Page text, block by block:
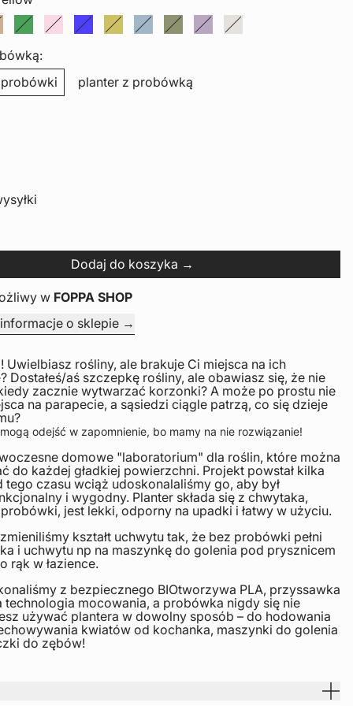
butter
just greencandy pink
ink bluesarepska yellow
stormy blue
moss green
dustier lilac
off-white
planter z probówką
Dodaj do koszyka
w FOPPA SHOP
o sklepie
Uwielbiasz rośliny, ale brakuje Ci miejsca na ich
Dostałeś/aś szczepkę rośliny, ale obawiasz się, że nie
zacznie wytwarzać korzonki? A może po prostu nie
na parapecie, a sąsiedzi ciągle patrzą, co się dzieje
odejść w zapomnienie, bo mamy na nie rozwiązanie!
domowe "laboratorium" dla roślin, które można
do każdej gładkiej powierzchni. Projekt powstał kilka
tego czasu wciąż udoskonalaliśmy go, aby był
i wygodny. Planter składa się z chwytaka,
jest lekki, odporny na upadki i łatwy w użyciu.
kształt uchwytu tak, że bez probówki pełni
i uchwytu np na maszynkę do golenia pod prysznicem
rąk w łazience.
z bezpiecznego BIOtworzywa PLA, przyssawka
technologia mocowania, a probówka nigdy się nie
używać plantera w dowolny sposób – do hodowania
kwiatów od kochanka, maszynki do golenia
do zębów!